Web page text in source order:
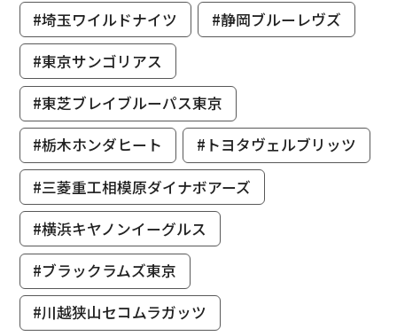
#埼玉ワイルドナイツ
#静岡ブルーレヴズ
#東京サンゴリアス
#東芝ブレイブルーパス東京
#栃木ホンダヒート
#トヨタヴェルブリッツ
#三菱重工相模原ダイナボアーズ
#横浜キヤノンイーグルス
#ブラックラムズ東京
#川越狭山セコムラガッツ